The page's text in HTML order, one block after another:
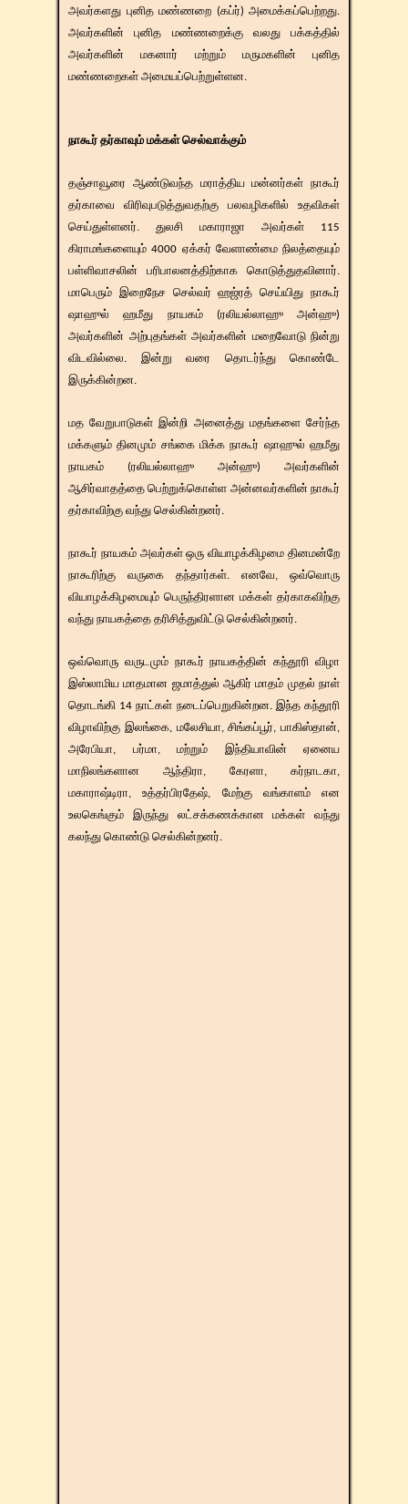
அவர்களது புனித மண்ணறை (கப்ர்) அமைக்கப்பெற்றது.
அவர்களின் புனித மண்ணறைக்கு வலது பக்கத்தில்
அவர்களின் மகனார் மற்றும் மருமகளின் புனித
மண்ணறைகள் அமையப்பெற்றுள்ளன.
நாகூர் தர்காவும் மக்கள் செல்வாக்கும்
தஞ்சாவூரை ஆண்டுவந்த மராத்திய மன்னர்கள் நாகூர்
தர்காவை விரிவுபடுத்துவதற்கு பலவழிகளில் உதவிகள்
செய்துள்ளனர். துலசி மகாராஜா அவர்கள் 115
கிராமங்களையும் 4000 ஏக்கர் வேளாண்மை நிலத்தையும்
பள்ளிவாசலின் பரிபாலனத்திற்காக கொடுத்துதவினார்.
மாபெரும் இறைநேச செல்வர் ஹஜ்ரத் செய்யிது நாகூர்
ஷாஹுல் ஹமீது நாயகம் (ரலியல்லாஹு அன்ஹு)
அவர்களின் அற்புதங்கள் அவர்களின் மறைவோடு நின்று
விடவில்லை. இன்று வரை தொடர்ந்து கொண்டே
இருக்கின்றன.
மத வேறுபாடுகள் இன்றி அனைத்து மதங்களை சேர்ந்த
மக்களும் தினமும் சங்கை மிக்க நாகூர் ஷாஹுல் ஹமீது
நாயகம் (ரலியல்லாஹு அன்ஹு) அவர்களின்
ஆசிர்வாதத்தை பெற்றுக்கொள்ள அன்னவர்களின் நாகூர்
தர்காவிற்கு வந்து செல்கின்றனர்.
நாகூர் நாயகம் அவர்கள் ஒரு வியாழக்கிழமை தினமன்றே
நாகூரிற்கு வருகை தந்தார்கள். எனவே, ஒவ்வொரு
வியாழக்கிழமையும் பெருந்திரளான மக்கள் தர்காகவிற்கு
வந்து நாயகத்தை தரிசித்துவிட்டு செல்கின்றனர்.
ஒவ்வொரு வருடமும் நாகூர் நாயகத்தின் கந்தூரி விழா
இஸ்லாமிய மாதமான ஜமாத்துல் ஆகிர் மாதம் முதல் நாள்
தொடங்கி 14 நாட்கள் நடைப்பெறுகின்றன. இந்த கந்தூரி
விழாவிற்கு இலங்கை, மலேசியா, சிங்கப்பூர், பாகிஸ்தான்,
அரேபியா, பர்மா, மற்றும் இந்தியாவின் ஏனைய
மாநிலங்களான ஆந்திரா, கேரளா, கர்நாடகா,
மகாராஷ்டிரா, உத்தர்பிரதேஷ், மேற்கு வங்காளம் என
உலகெங்கும் இருந்து லட்சக்கணக்கான மக்கள் வந்து
கலந்து கொண்டு செல்கின்றனர்.